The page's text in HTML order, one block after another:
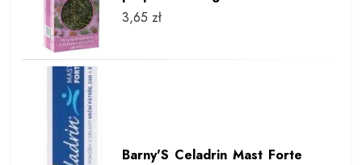
3,65 zł
Barny'S Celadrin Mast Forte